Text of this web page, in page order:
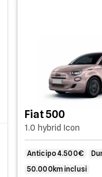
Fiat 500
1.0 hybrid Icon
Anticipo 4.500€
50.000km inclusi